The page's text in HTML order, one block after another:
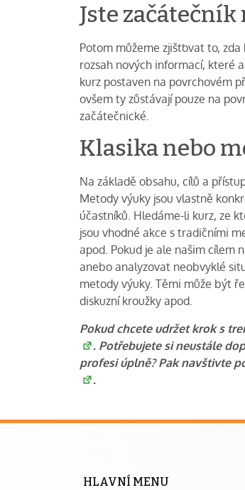
Jste
Potom můžeme zjišťovat to,
rozsah nových informací, které
kurz postaven na povrchovém
ovšem ty zůstávají pouze na
začátečnické.
Klasika nebo
Na základě obsahu, cílů a
Metody výuky jsou vlastně
účastníků. Hledáme-li kurz, ze
jsou vhodné akce s tradičními
apod. Pokud je ale našim cílem
anebo analyzovat neobvyklé
metody výuky. Těmi může být
diskuzní kroužky apod.
Pokud chcete udržet krok s
. Potřebujete si neustále
profesi úplně? Pak navštivte
.
HLAVNÍ MENU